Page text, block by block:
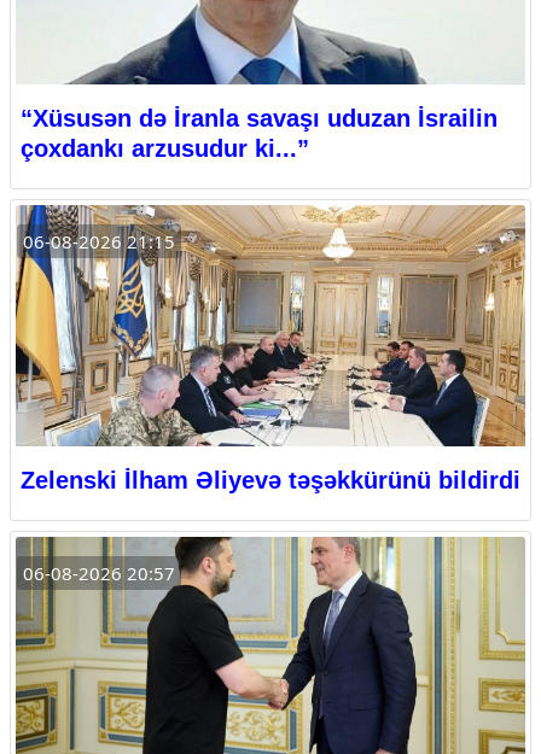
“Xüsusən də İranla savaşı uduzan İsrailin
çoxdankı arzusudur ki...”
06-08-2026 21:15
Zelenski İlham Əliyevə təşəkkürünü bildirdi
06-08-2026 20:57